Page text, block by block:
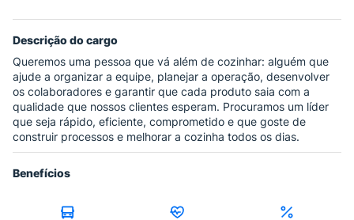
Descrição do cargo
Queremos uma pessoa que vá além de cozinhar: alguém que
ajude a organizar a equipe, planejar a operação, desenvolver
os colaboradores e garantir que cada produto saia com a
qualidade que nossos clientes esperam. Procuramos um líder
que seja rápido, eficiente, comprometido e que goste de
construir processos e melhorar a cozinha todos os dias.
Benefícios